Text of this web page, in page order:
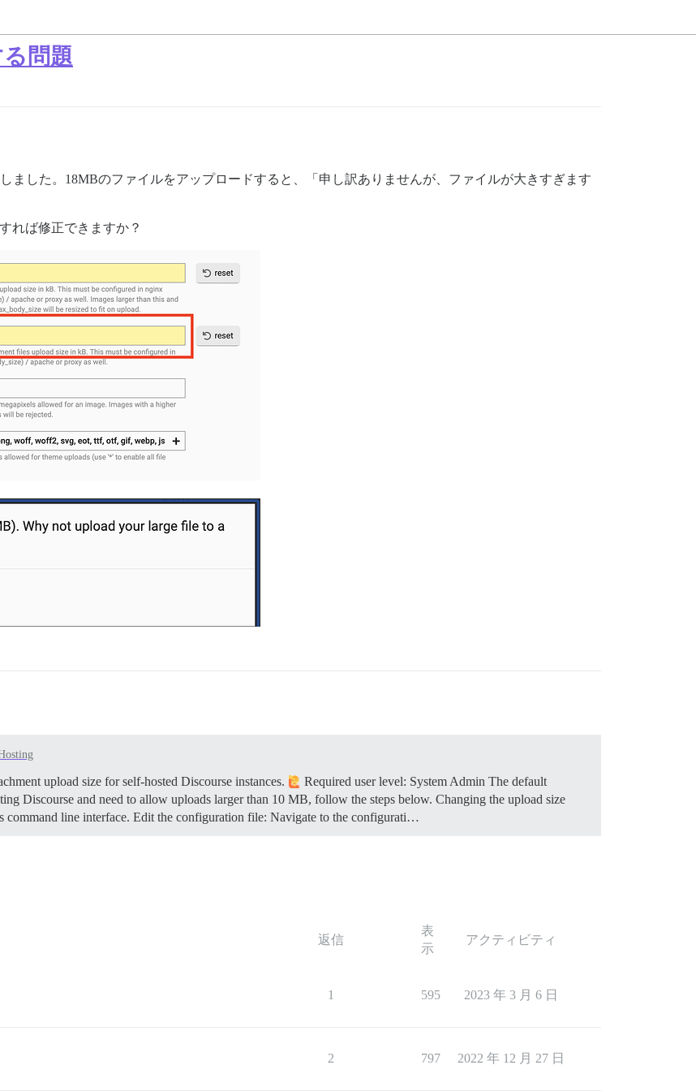
問題
ました。18MBのファイルをアップロードすると、「申し訳ありませんが、ファイルが大きすぎます
れば修正できますか？
upload size for self-hosted Discourse instances.
Required user level: System Admin The default
Discourse and need to allow uploads larger than 10 MB, follow the steps below. Changing the upload size
command line interface. Edit the configuration file: Navigate to the configurati…
返信
表
示
アクティビティ
1 595 2023 年 3 月 6 日
2 797 2022 年 12 月 27 日